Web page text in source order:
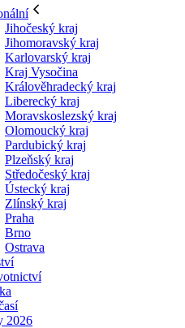
Jihočeský kraj
Jihomoravský kraj
Karlovarský kraj
Kraj Vysočina
Králověhradecký kraj
Liberecký kraj
Moravskoslezský kraj
Olomoucký kraj
Pardubický kraj
Plzeňský kraj
Středočeský kraj
Ústecký kraj
Zlínský kraj
Praha
Brno
Ostrava
2026